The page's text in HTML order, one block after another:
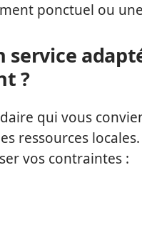
ponctuel ou
?
qui vous
ressources
vos contraintes :